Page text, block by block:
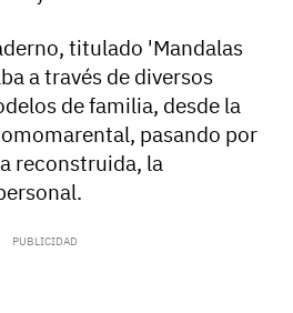
titulado 'Mandalas
a través de diversos
de familia, desde la
pasando por
reconstruida, la